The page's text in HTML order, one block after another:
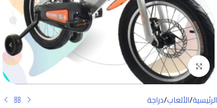
Click to enlarge
الرئيسية/الألعاب/دراجة